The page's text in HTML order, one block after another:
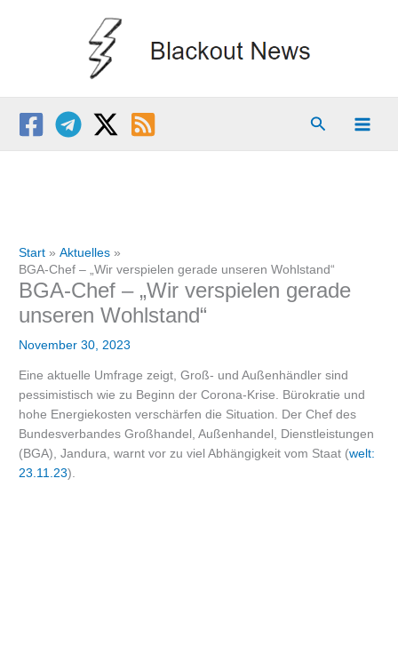
Suchen
Start
Aktuelles
BGA-Chef – „Wir verspielen gerade unseren Wohlstand“
BGA-Chef – „Wir verspielen gerade
unseren Wohlstand“
November 30, 2023
Eine aktuelle Umfrage zeigt, Groß- und Außenhändler sind
pessimistisch wie zu Beginn der Corona-Krise. Bürokratie und
hohe Energiekosten verschärfen die Situation. Der Chef des
Bundesverbandes Großhandel, Außenhandel, Dienstleistungen
(BGA), Jandura, warnt vor zu viel Abhängigkeit vom Staat (welt:
23.11.23).